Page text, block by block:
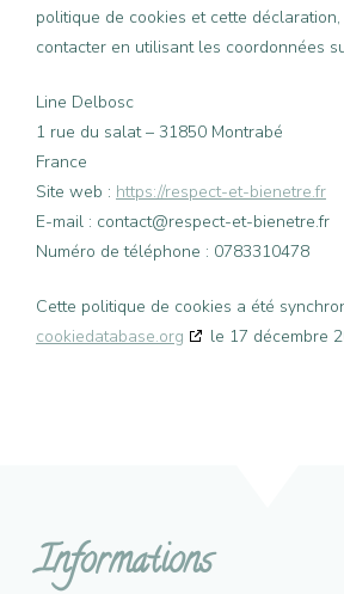
politique de cookies et cette
contacter en utilisant les coordonnées
Line Delbosc
1 rue du salat – 31850 Montrabé
France
Site web : https://respect-et-bienetre.fr
E-mail : contact@respect-et-bienetre.fr
Numéro de téléphone : 0783310478
Cette politique de cookies a été
cookiedatabase.org
le 17 décembre
Informations